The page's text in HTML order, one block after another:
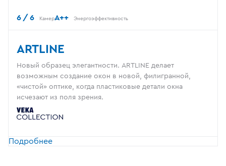
6 / 6 КамерA++ Энергоэффективность
ARTLINE
Новый образец элегантности. ARTLINE делает
возможным создание окон в новой, филигранной,
«чистой» оптике, когда пластиковые детали окна
исчезают из поля зрения.
Подробнее